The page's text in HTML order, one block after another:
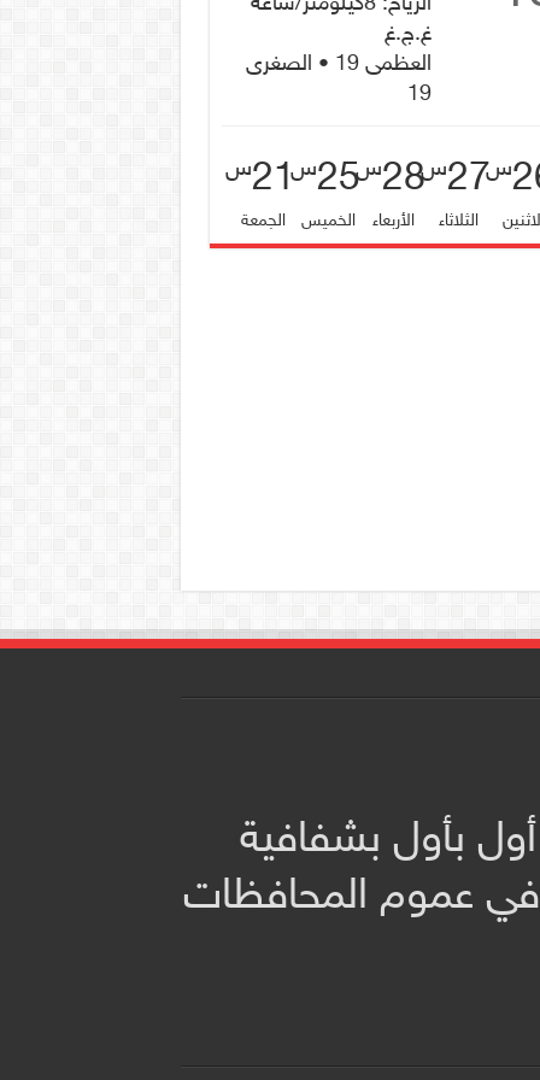
غ.ج.غ
العظمى 19 • الصغرى
19
س27س
الثلاثاء
28س
الأربعاء
25س
الخميس
21س
الجمعة
بأول بشفافية
في عموم المحافظات